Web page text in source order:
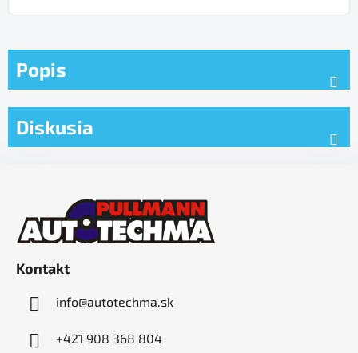
Popis
Diskusia
Kontakt
info@autotechma.sk
+421 908 368 804